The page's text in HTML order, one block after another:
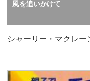
風を追いかけて
シャーリー・マクレー